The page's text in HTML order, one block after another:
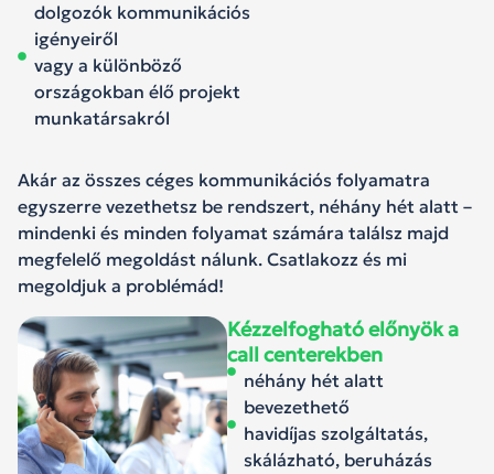
dolgozók kommunikációs
igényeiről
vagy a különböző
országokban élő projekt
munkatársakról
Akár az összes céges kommunikációs folyamatra
egyszerre vezethetsz be rendszert, néhány hét alatt –
mindenki és minden folyamat számára találsz majd
megfelelő megoldást nálunk. Csatlakozz és mi
megoldjuk a problémád!
Kézzelfogható előnyök a
call centerekben
néhány hét alatt
bevezethető
havidíjas szolgáltatás,
skálázható, beruházás